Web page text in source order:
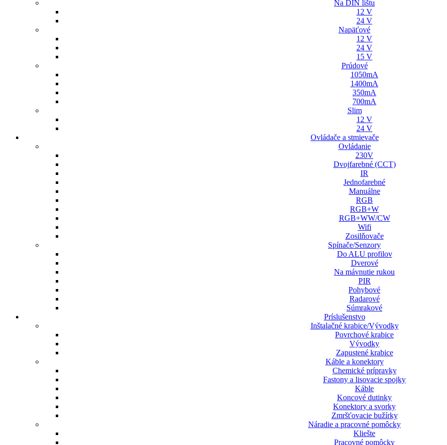
Na DIN lištu
12 V
24 V
Napäťové
12 V
24 V
15 V
Prúdové
1050mA
1400mA
350mA
700mA
Slim
12 V
24 V
Ovládače a stmievače
Ovládanie
230V
Dvojfarebné (CCT)
IR
Jednofarebné
Manuálne
RGB
RGB+W
RGB+WW/CW
Wifi
Zosilňovače
Spínače/Senzory
Do ALU profilov
Dverové
Na mávnutie rukou
PIR
Pohybové
Radarové
Súmrakové
Príslušenstvo
Inštalačné krabice/Vývodky
Povrchové krabice
Vývodky
Zapustené krabice
Káble a konektory
Chemické prípravky
Fastony a lisovacie spojky
Káble
Koncové dutinky
Konektory a svorky
Zmršťovacie bužírky
Náradie a pracovné pomôcky
Kliešte
Pracovné pomôcky